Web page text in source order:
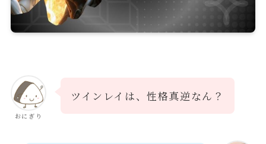
おにぎり
ツインレイは、性格真逆なん？